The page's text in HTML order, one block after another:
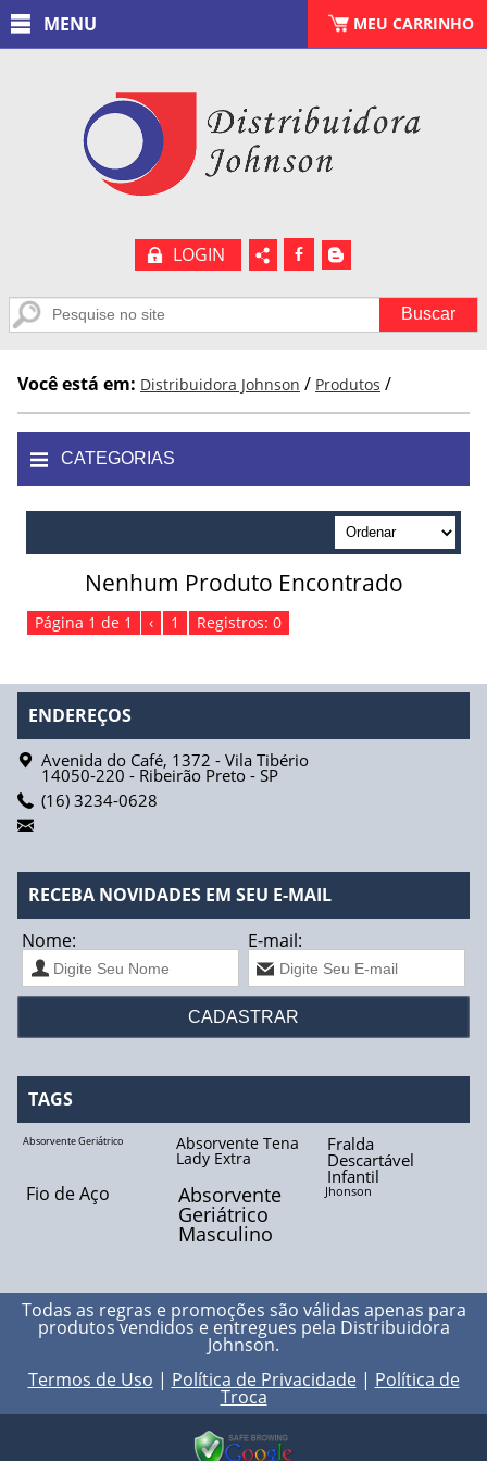
LOGIN b A
CARRINHO (0)
MENU MEU CARRINHO
Você está em: Distribuidora Johnson / Produtos /
CATEGORIAS
Absorvente Geriátrico
Absorvente Geriátrico Masculino
Absorvente Geriátrico Maxi Geriatric Biofral
Absorvente Tena Lady Extra Biofral
Absorvente Tena Lady Super Biofral
Água
Fio Catgut Simples
Fio Acido Poliglicólico
Fio Biocryl II
Fio de Aço
Fio de Algodão
Fio de Seda
Fio Polidioxanona
Nenhum Produto Encontrado
Página 1 de 1 ‹ 1 Registros: 0
ENDEREÇOS
Avenida do Café, 1372 - Vila Tibério
14050-220 - Ribeirão Preto -SP
(16) 3234-0628
RECEBA NOVIDADES EM SEU E-MAIL
Nome:
E-mail:
TAGS
Absorvente Geriátrico Absorvente Tena
Lady Extra
Fralda
Descartável
Infantil
Fio de Aço Absorvente
Geriátrico
Masculino
Jhonson
Todas as regras e promoções são válidas apenas para
produtos vendidos e entregues pela Distribuidora
Johnson.
Termos de Uso | Política de Privacidade| Política de
Troca